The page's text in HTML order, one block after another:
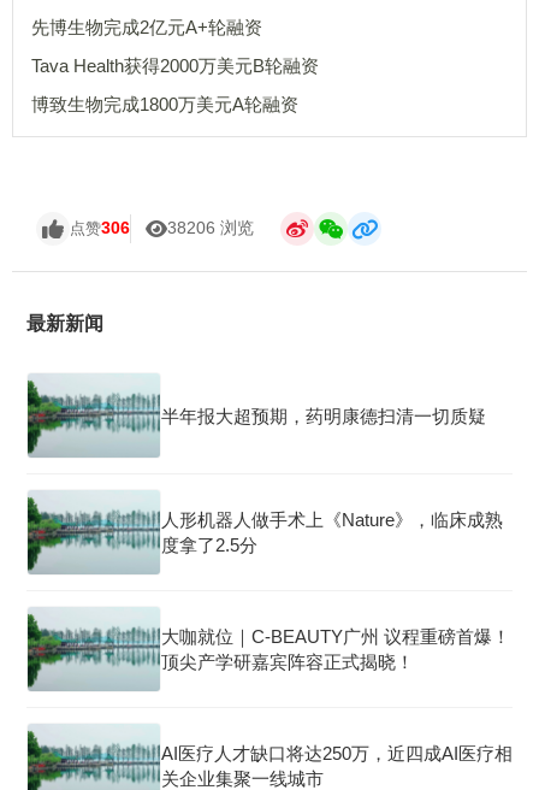
先博生物完成2亿元A+轮融资
Tava Health获得2000万美元B轮融资
博致生物完成1800万美元A轮融资
点赞306 38206 浏览
最新新闻
半年报大超预期，药明康德扫清一切质疑
人形机器人做手术上《Nature》，临床成熟
度拿了2.5分
大咖就位｜C-BEAUTY广州 议程重磅首爆！
顶尖产学研嘉宾阵容正式揭晓！
AI医疗人才缺口将达250万，近四成AI医疗相
关企业集聚一线城市